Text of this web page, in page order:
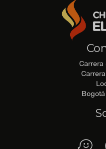
Carrera
waze